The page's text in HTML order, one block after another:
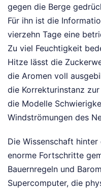
gegen die Berge
Für ihn ist die
vierzehn Tage eine
Zu viel Feuchtigkeit
Hitze lässt die
die Aromen voll
die Korrekturinstanz
die Modelle
Windströmungen des
Die Wissenschaft
enorme Fortschritte
Bauernregeln und
Supercomputer, die